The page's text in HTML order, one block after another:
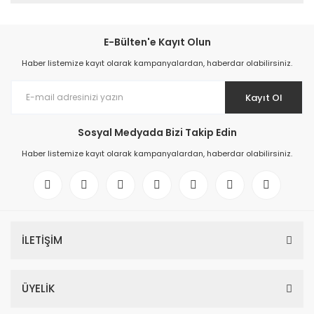
E-Bülten'e Kayıt Olun
Haber listemize kayıt olarak kampanyalardan, haberdar olabilirsiniz.
Kayıt Ol
Sosyal Medyada Bizi Takip Edin
Haber listemize kayıt olarak kampanyalardan, haberdar olabilirsiniz.
İLETİŞİM
ÜYELİK